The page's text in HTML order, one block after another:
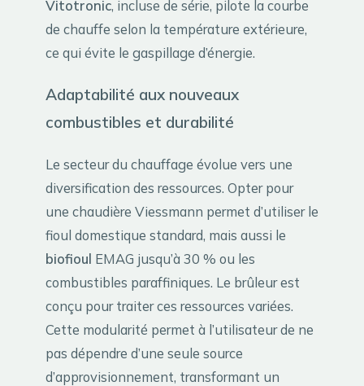
Vitotronic, incluse de série, pilote la courbe
de chauffe selon la température extérieure,
ce qui évite le gaspillage d’énergie.
Adaptabilité aux nouveaux
combustibles et durabilité
Le secteur du chauffage évolue vers une
diversification des ressources. Opter pour
une chaudière Viessmann permet d’utiliser le
fioul domestique standard, mais aussi le
biofioul EMAG jusqu’à 30 % ou les
combustibles paraffiniques. Le brûleur est
conçu pour traiter ces ressources variées.
Cette modularité permet à l’utilisateur de ne
pas dépendre d’une seule source
d’approvisionnement, transformant un